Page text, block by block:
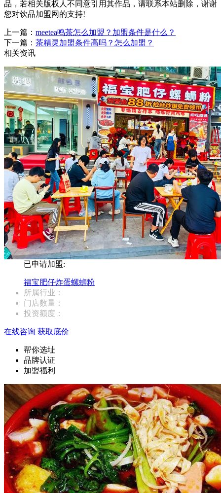
品，若相关版权人不同意引用其作品，请联系本站删除，谢谢
您对饮品加盟网的支持!
上一篇： meetea鸣茶怎么加盟？加盟条件是什么？
下一篇： 茶精灵加盟条件高吗？怎么加盟？
相关资讯
已申请加盟:
福宝肥仔炸蛋螺蛳粉
所属行业：
门店数量：
投资额度：
在线咨询 获取底价
帮你选址
品牌认证
加盟福利